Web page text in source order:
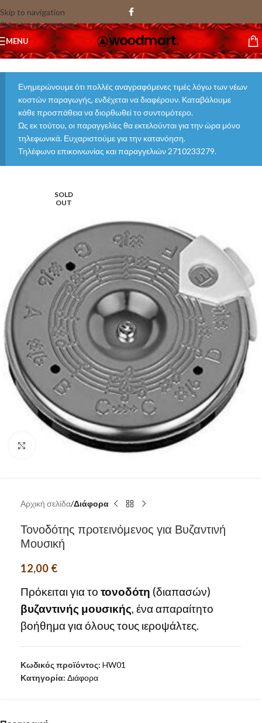
Skip to navigation
Skip to main content
MENU
Ενημερώνουμε ότι πολλές αναγραφόμενες τιμές λόγω των νέων
κοστών παραγωγής, ενδέχεται να διαφέρουν. Καταβάλουμε
κάθε προσπάθεια να διορθωθεί το συντομότερο.
Ως εκ τούτου, οι παραγγελίες θα εκτελούνται για την ώρα μόνο
τηλεφωνικά. Ευχαριστούμε για την κατανόηση.
Τηλέφωνο επικοινωνίας και παραγγελιών 2710233279.
SOLD
OUT
Click to enlarge
Αρχική σελίδα Διάφορα
Τονοδότης προτεινόμενος για Βυζαντινή
Μουσική
12,00 €
Πρόκειται για το τονοδότη (διαπασών)
βυζαντινής μουσικής, ένα απαραίτητο
βοήθημα για όλους τους ιεροψάλτες.
Κωδικός προϊόντος: HW01
Κατηγορία: Διάφορα